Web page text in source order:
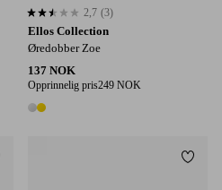
Ellos Collection
Øredobber Zoe
137 NOK
Opprinnelig pris249 NOK
2 farger
2,7 basert på 3 karaktergivninger
2,7 (3)
til favoritter